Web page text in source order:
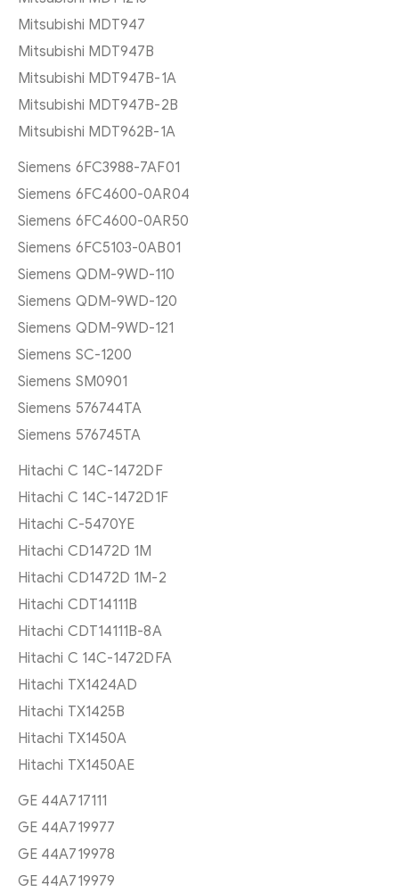
Mitsubishi MDT947
Mitsubishi MDT947B
Mitsubishi MDT947B-1A
Mitsubishi MDT947B-2B
Mitsubishi MDT962B-1A
Siemens 6FC3988-7AF01
Siemens 6FC4600-0AR04
Siemens 6FC4600-0AR50
Siemens 6FC5103-0AB01
Siemens QDM-9WD-110
Siemens QDM-9WD-120
Siemens QDM-9WD-121
Siemens SC-1200
Siemens SM0901
Siemens 576744TA
Siemens 576745TA
Hitachi C 14C-1472DF
Hitachi C 14C-1472D1F
Hitachi C-5470YE
Hitachi CD1472D 1M
Hitachi CD1472D 1M-2
Hitachi CDT14111B
Hitachi CDT14111B-8A
Hitachi C 14C-1472DFA
Hitachi TX1424AD
Hitachi TX1425B
Hitachi TX1450A
Hitachi TX1450AE
GE 44A717111
GE 44A719977
GE 44A719978
GE 44A719979